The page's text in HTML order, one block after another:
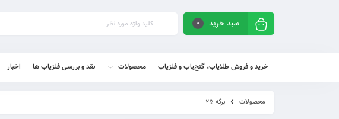
سبد خرید 0
خرید و فروش طلایاب، گنج‌یاب و فلزیاب محصولات نقد و بررسی فلزیاب ها اخبار
محصولات برگه 25